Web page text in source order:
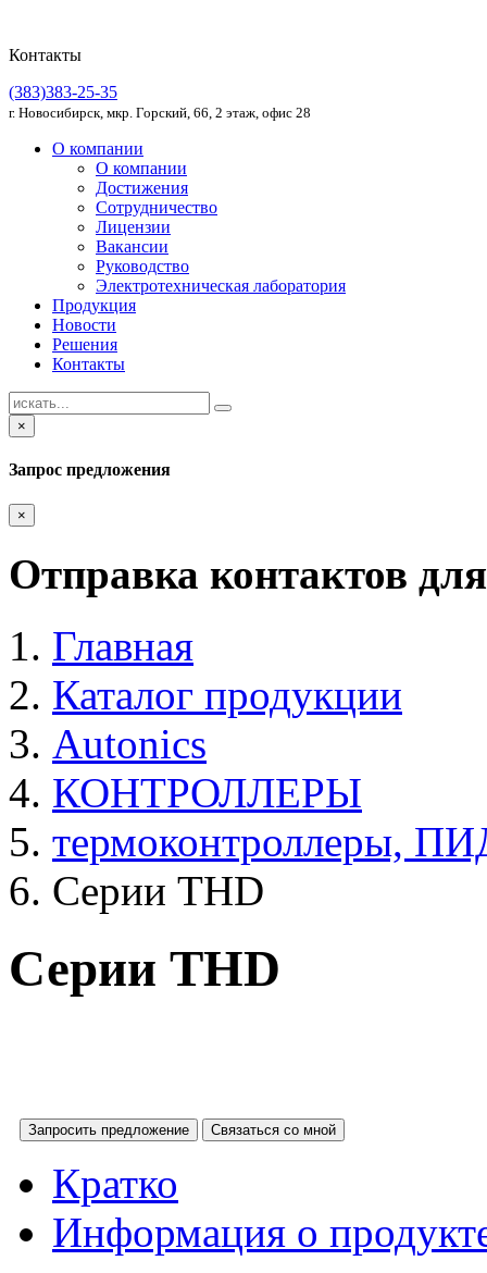
Контакты
(383)383-25-35
г. Новосибирск, мкр. Горский, 66, 2 этаж, офис 28
О компании
О компании
Достижения
Сотрудничество
Лицензии
Вакансии
Руководство
Электротехническая лаборатория
Продукция
Новости
Решения
Контакты
×
Запрос предложения
×
Отправка контактов
Главная
Каталог продукции
Autonics
КОНТРОЛЛЕРЫ
термоконтроллеры,
Серии THD
Серии THD
Запросить предложение Связаться со мной
Кратко
Информация о